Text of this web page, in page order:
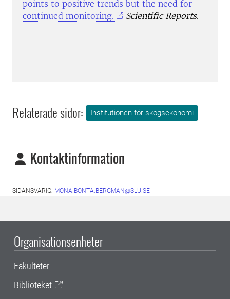
points to positive trends but the need for
continued monitoring.
Scientific Reports.
Relaterade sidor: Institutionen för skogsekonomi
Kontaktinformation
SIDANSVARIG: MONA.BONTA.BERGMAN@SLU.SE
Organisationsenheter
Fakulteter
Biblioteket